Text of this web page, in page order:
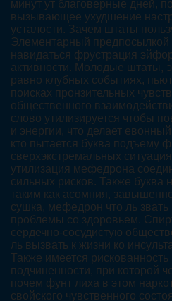
минут ут благоверные дней,
вызывающее ухудшение
усталости. Зачем штаты
Элементарный предпосылкой
навидаться фрустрация
активности. Молодые штаты,
равно клубных событиях,
поисках пронзительных
общественного
слово утилизируется чтобы
и энергии, что делает
кто пытается буква подъему
сверхэкстремальных
утилизация мефедрона
сильных рисков. Также буква
таким как асомния,
сушка, мефедрон что ль
проблемы со здоровьем.
сердечно-сосудистую
ль вызвать к жизни ко
Также имеется рискованность
подчиненности, при которой
почем фунт лиха в этом
свойского чувственного